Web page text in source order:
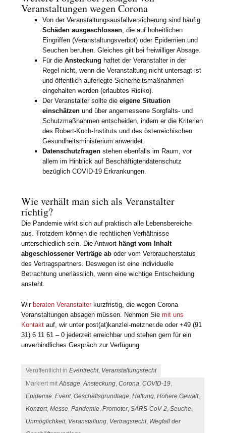
Veranstaltungen wegen Corona
Von der Veranstaltungsausfallversicherung sind häufig
Schäden ausgeschlossen , die auf hoheitlichen
Eingriffen (Veranstaltungsverbot) oder Epidemien und
Seuchen beruhen. Gleiches gilt bei freiwilliger Absage.
Für dieAnsteckung haftet der Veranstalter in der
Regel nicht, wenn die Veranstaltung nicht untersagt ist
und öffentlich auferlegte Sicherheitsmaßnahmen
eingehalten werden (erlaubtes Risiko).
Der Veranstalter sollte dieeigene Situation
einschätzenund über angemessene Sorgfalts- und
Schutzmaßnahmen entscheiden, indem er die Kriterien
des Robert-Koch-Instituts und des österreichischen
Gesundheitsministerium anwendet.
Datenschutzfragenstehen ebenfalls im Raum, vor
allem im Hinblick auf Beschäftigtendatenschutz
bezüglich COVID-19 Erkrankungen.
Wie verhält man sich als Veranstalter
richtig?
Die Pandemie wirkt sich auf praktisch alle Lebensbereiche
aus. Trotzdem können die rechtlichen Verhältnisse
unterschiedlich sein. Die Antwort hängt vom Inhalt
abgeschlossener Verträge aboder vom Verbraucherstatus
des Vertragspartners. Deswegen ist eine individuelle
Betrachtung unerlässlich, wenn eine wichtige Entscheidung
ansteht.
Wirberaten Veranstalterkurzfristig, die wegen Corona
Veranstaltungen absagen müssen. Nehmen Siemit uns
Kontaktauf, wir unter post(at)kanzlei-metzner.de oder +49 (91
31) 6 11 61 – 0 jederzeit erreichbar und stehen gern für ein
unverbindliches Gespräch zur Verfügung.
Veröffentlicht inEventrecht, Veranstaltungsrecht
Markiert mitAbsage,Ansteckung,Corona,COVID-19,
Epidemie,Event,Geschäftsgrundlage,Haftung,Höhere Gewalt,
Konzert,Messe,Pandemie,Promoter,SARS-CoV-2,Seuche,
Unmöglichkeit, Veranstaltung, Vertragsrecht, Wegfall der